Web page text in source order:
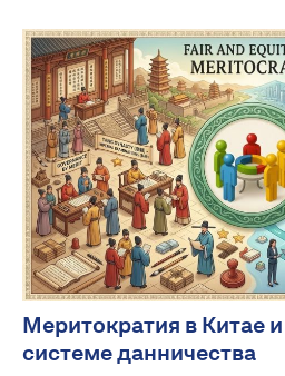
Меритократия в Китае
системе данничества